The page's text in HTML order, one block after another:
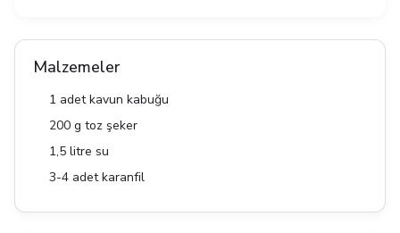
Malzemeler
1 adet kavun kabuğu
200 g toz şeker
1,5 litre su
3-4 adet karanfil